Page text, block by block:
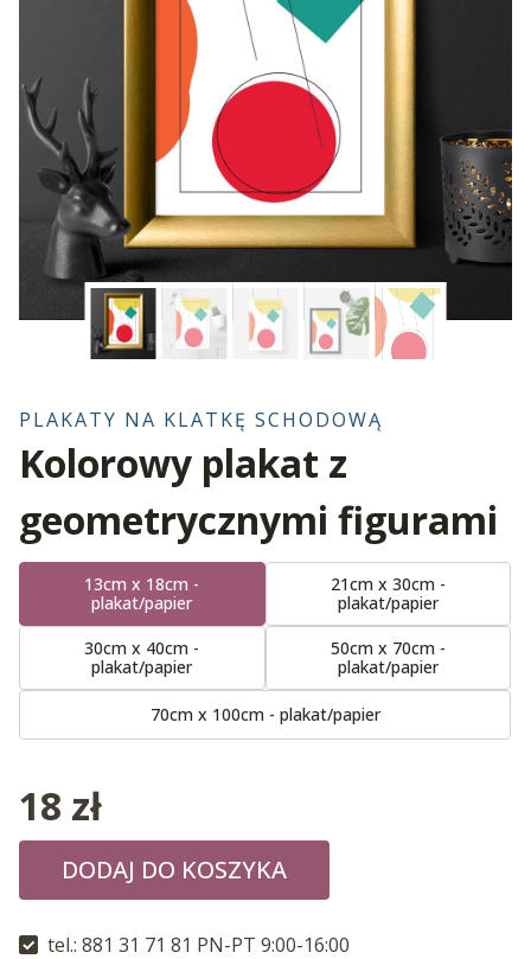
PLAKATY NA KLATKĘ SCHODOWĄ
Kolorowy plakat z
geometrycznymi figurami
13cm x 18cm -
plakat/papier
21cm x 30cm -
plakat/papier
30cm x 40cm -
plakat/papier
50cm x 70cm -
plakat/papier
70cm x 100cm - plakat/papier
18 zł
DODAJ DO KOSZYKA
tel.: 881 31 71 81 PN-PT 9:00-16:00